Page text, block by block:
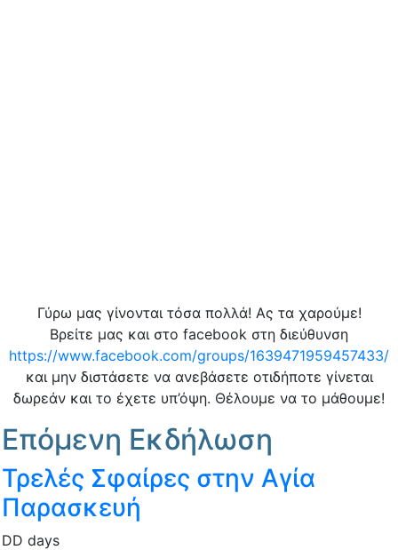
Γύρω μας γίνονται τόσα πολλά! Ας τα χαρούμε!
Βρείτε μας και στο facebook στη διεύθυνση
https://www.facebook.com/groups/1639471959457433/
και μην διστάσετε να ανεβάσετε οτιδήποτε γίνεται
δωρεάν και το έχετε υπ’όψη. Θέλουμε να το μάθουμε!
Επόμενη Εκδήλωση
Τρελές Σφαίρες στην Αγία
Παρασκευή
DD days